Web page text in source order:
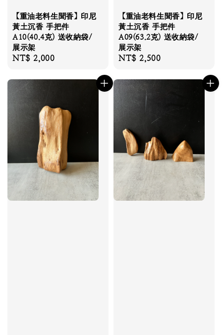
【重油老料生聞香】印尼
黃土沉香 手把件
A10(40.4克) 送收納袋/
展示架
Regular
NT$ 2,000
【重油老料生聞香】印尼
黃土沉香 手把件
A09(63.2克) 送收納袋/
展示架
Regular
NT$ 2,500